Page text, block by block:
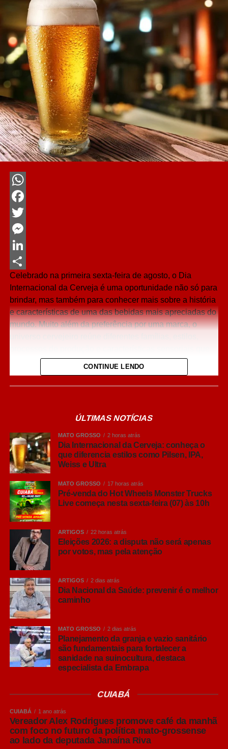
WhatsApp
Facebook
Twitter
Messenger
LinkedIn
Share
Celebrado na primeira sexta-feira de agosto, o Dia
Internacional da Cerveja é uma oportunidade não só para
brindar, mas também para conhecer mais sobre a história
e características de uma das bebidas mais apreciadas do
mundo. Muito além da preferência por uma marca, o
influenciam diretamente a experiência de consumo.
consumo. Embora nomes como Pilsen, Lager, IPA, Weiss
e Ultra façam parte do vocabulário de muitos brasileiros,
ainda há dúvidas sobre o que realmente diferencia cada
um deles. Fermentação, intensidade dos aromas, corpo,
amargor e até origem dos estilos ajudam a explicar por
que cada cerveja oferece uma experiência diferente.
“Hoje o brasileiro quer conhecer mais sobre aquilo que
consome. Entender por que uma cerveja tem determinado
aroma, o que muda entre uma Pilsen e uma IPA ou
descobrir como a fermentação influencia o resultado final
e torna a experiência muito mais interessante. Não existe
um estilo melhor que outro, sempre tem aquele que
combina mais com o gosto do consumidor e com cada
ocasião”, comenta Ana Paula Nicolino, especialista em
análise sensorial do Grupo Petrópolis.
Antes de conhecer os principais estilos, vale entender
que grande parte das cervejas comerciais são
classificadas em duas grandes famílias: Lager e Ale.
cervejas Lager utilizam leveduras que trabalham em
temperaturas mais baixas, em um processo conhecido
como baixa fermentação, que resulta em bebidas
normalmente mais leves, refrescantes e de sabor
equilibrado.
CONTINUE LENDO
ÚLTIMAS NOTÍCIAS
MATO GROSSO 2 horas atrás
Dia Internacional da Cerveja: conheça o
que diferencia estilos como Pilsen, IPA,
Weiss e Ultra
MATO GROSSO 17 horas atrás
Pré-venda do Hot Wheels Monster Trucks
Live começa nesta sexta-feira (07) às 10h
ARTIGOS 22 horas atrás
Eleições 2026: a disputa não será apenas
por votos, mas pela atenção
ARTIGOS 2 dias atrás
Dia Nacional da Saúde: prevenir é o melhor
caminho
MATO GROSSO 2 dias atrás
Planejamento da granja e vazio sanitário
são fundamentais para fortalecer a
sanidade na suinocultura, destaca
especialista da Embrapa
CUIABÁ
CUIABÁ 1 ano atrás
Vereador Alex Rodrigues promove café da manhã
com foco no futuro da política mato-grossense
ao lado da deputada Janaína Riva